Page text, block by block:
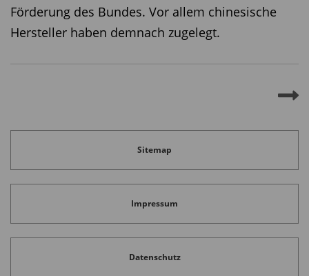
Förderung des Bundes. Vor allem chinesische
Hersteller haben demnach zugelegt.
Sitemap
Impressum
Datenschutz